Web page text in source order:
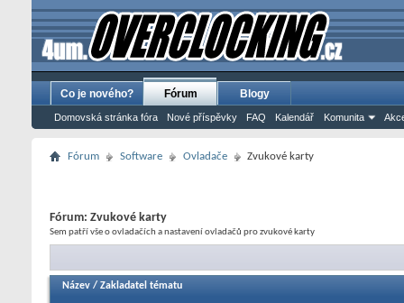
Co je nového? Fórum
Domovská stránka fóra Nové příspěvky FAQ Kalendář Komunita
Blogy
Fórum Software Ovladače Zvukové karty
Fórum: Zvukové karty
Sem patří vše o ovladačích a nastavení ovladačů pro zvukové karty
Název / Zakladatel tématu